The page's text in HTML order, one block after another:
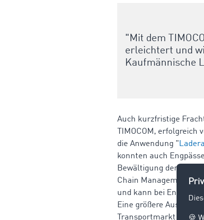
"Mit dem
erleichtert und
Kaufmännische
Auch kurzfristige
TIMOCOM,
die Anwendung "
konnten auch
Bewältigung der
Chain Management
und kann bei
Eine größere Auswahl
Transportmarkt - und